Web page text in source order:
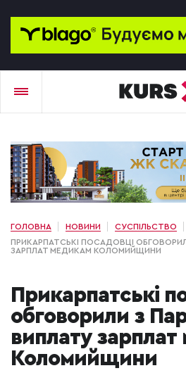
ГОЛОВНА НОВИНИ
СУСПІЛЬСТВО
ПРИКАРПАТСЬКІ ПОСАДОВЦІ
ЗАРПЛАТ МЕДИКАМ КОЛОМИЙЩИНИ
Прикарпатські
обговорили з
виплату
Коломийщини